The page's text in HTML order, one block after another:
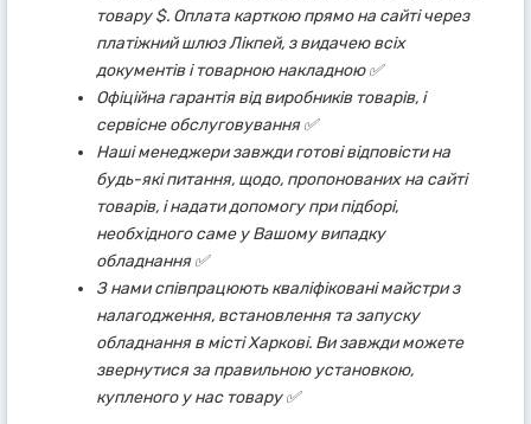
товару $. Оплата карткою прямо на сайті через
платіжний шлюз Лікпей, з видачею всіх
документів і товарною накладною ✅
Офіційна гарантія від виробників товарів, і
сервісне обслуговування ✅
Наші менеджери завжди готові відповісти на
будь-які питання, щодо, пропонованих на сайті
товарів, і надати допомогу при підборі,
необхідного саме у Вашому випадку
обладнання ✅
З нами співпрацюють кваліфіковані майстри з
налагодження, встановлення та запуску
обладнання в місті Харкові. Ви завжди можете
звернутися за правильною установкою,
купленого у нас товару ✅